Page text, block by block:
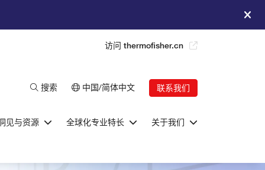
访问 thermofisher.cn
搜索 中国/简体中文 联系我们
见与资源 全球化专业特长 关于我们